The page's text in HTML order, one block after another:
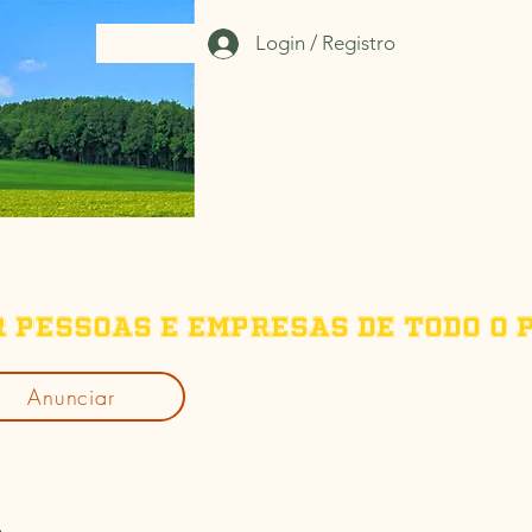
Login / Registro
e empresas de todo o
Anunciar